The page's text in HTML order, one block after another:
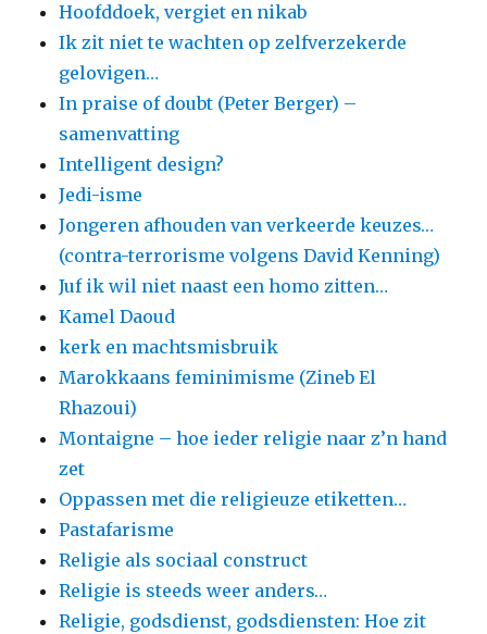
Hoofddoek, vergiet en nikab
Ik zit niet te wachten op zelfverzekerde
gelovigen…
In praise of doubt (Peter Berger) –
samenvatting
Intelligent design?
Jedi-isme
Jongeren afhouden van verkeerde keuzes…
(contra-terrorisme volgens David Kenning)
Juf ik wil niet naast een homo zitten…
Kamel Daoud
kerk en machtsmisbruik
Marokkaans feminimisme (Zineb El
Rhazoui)
Montaigne – hoe ieder religie naar z’n hand
zet
Oppassen met die religieuze etiketten…
Pastafarisme
Religie als sociaal construct
Religie is steeds weer anders…
Religie, godsdienst, godsdiensten: Hoe zit